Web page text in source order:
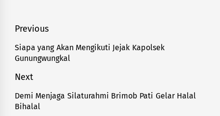
Navigasi
pos
Previous
Previous
post:
Siapa yang Akan Mengikuti Jejak Kapolsek
Gunungwungkal
Next
Next
post:
Demi Menjaga Silaturahmi Brimob Pati Gelar Halal
Bihalal